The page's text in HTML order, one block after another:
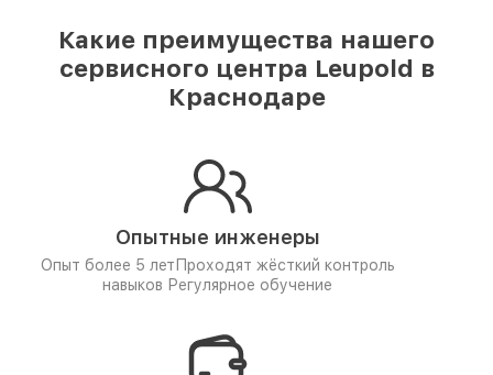
Какие преимущества нашего
сервисного центра Leupold в
Краснодаре
Опытные инженеры
Опыт более 5 лет Проходят жёсткий контроль
навыков Регулярное обучение